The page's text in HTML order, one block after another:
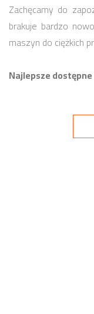
Zachęcamy do
brakuje bardzo
maszyn do ciężkich
Najlepsze